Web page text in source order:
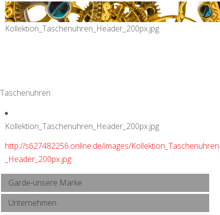
Kollektion_Taschenuhren_Header_200px.jpg
Taschenuhren
Kollektion_Taschenuhren_Header_200px.jpg
http://s627482256.online.de/images/Kollektion_Taschenuhren
_Header_200px.jpg
Garde-unsere Marke
Unternehmen